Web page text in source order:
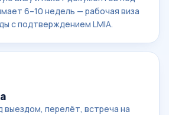
6–10 недель — рабочая виза
с подтверждением LMIA.
выездом, перелёт, встреча на